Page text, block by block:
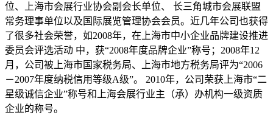
位、上海市会展行业协会副会长单位、 长三角城市会展联盟
常务理事单位以及国际展览管理协会会员。近几年公司也获得
了很多社会荣誉，如2008年，在上海市中小企业品牌建设推进
委员会评选活动 中，获“2008年度品牌企业”称号；2008年12
月，公司被上海市国家税务局、上海市地方税务局评为“2006
－2007年度纳税信用等级A级”。 2010年，公司荣获上海市“二
星级诚信企业”称号和上海会展行业主（承）办机构一级资质
企业的称号。